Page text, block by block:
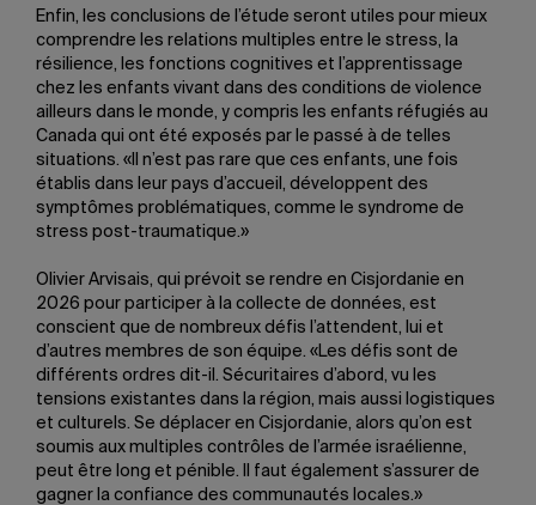
Enfin, les conclusions de l’étude seront utiles pour mieux
comprendre les relations multiples entre le stress, la
résilience, les fonctions cognitives et l’apprentissage
chez les enfants vivant dans des conditions de violence
ailleurs dans le monde, y compris les enfants réfugiés au
Canada qui ont été exposés par le passé à de telles
situations. «Il n’est pas rare que ces enfants, une fois
établis dans leur pays d’accueil, développent des
symptômes problématiques, comme le syndrome de
stress post-traumatique.»
Olivier Arvisais, qui prévoit se rendre en Cisjordanie en
2026 pour participer à la collecte de données, est
conscient que de nombreux défis l’attendent, lui et
d’autres membres de son équipe. «Les défis sont de
différents ordres dit-il. Sécuritaires d’abord, vu les
tensions existantes dans la région, mais aussi logistiques
et culturels. Se déplacer en Cisjordanie, alors qu’on est
soumis aux multiples contrôles de l’armée israélienne,
peut être long et pénible. Il faut également s’assurer de
gagner la confiance des communautés locales.»